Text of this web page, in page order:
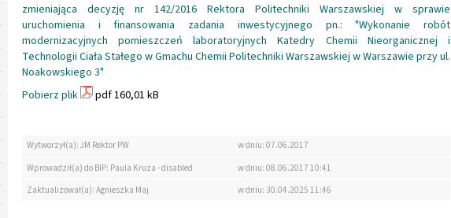
zmieniająca decyzję nr 142/2016 Rektora Politechniki Warszawskiej w sprawie
uruchomienia i finansowania zadania inwestycyjnego pn.: "Wykonanie robót
modernizacyjnych pomieszczeń laboratoryjnych Katedry Chemii Nieorganicznej i
Technologii Ciała Stałego w Gmachu Chemii Politechniki Warszawskiej w Warszawie przy ul.
Noakowskiego 3"
Pobierz plik
pdf 160,01 kB
Wytworzył(a): JM Rektor PW
w dniu: 07.06.2017
Wprowadził(a) do BIP: Paula Kruza - disabled
w dniu: 08.06.2017 10:41
Zaktualizował(a): Agnieszka Maj
w dniu: 30.04.2025 11:46